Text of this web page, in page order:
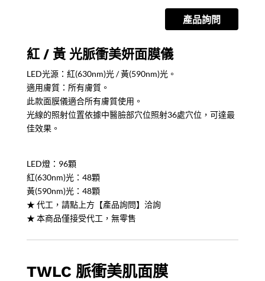
儀
quantity
產品詢問
紅 / 黃 光脈衝美妍面膜儀
LED光源：紅(630nm)光 / 黃(590nm)光。
適用膚質：所有膚質。
此款面膜儀適合所有膚質使用。
光線的照射位置依據中醫臉部穴位照射36處穴位，可達最
佳效果。
LED燈：96顆
紅(630nm)光：48顆
黃(590nm)光：48顆
★ 代工，請點上方【產品詢問】洽詢
★ 本商品僅接受代工，無零售
TWLC 脈衝美肌面膜